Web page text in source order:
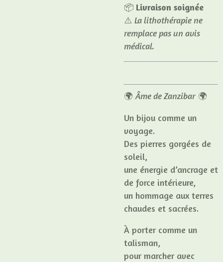
📦 Livraison soignée
⚠️ La lithothérapie ne
remplace pas un avis
médical.
🌍 Âme de Zanzibar 🌍
Un bijou comme un
voyage.
Des pierres gorgées de
soleil,
une énergie d’ancrage et
de force intérieure,
un hommage aux terres
chaudes et sacrées.
À porter comme un
talisman,
pour marcher avec